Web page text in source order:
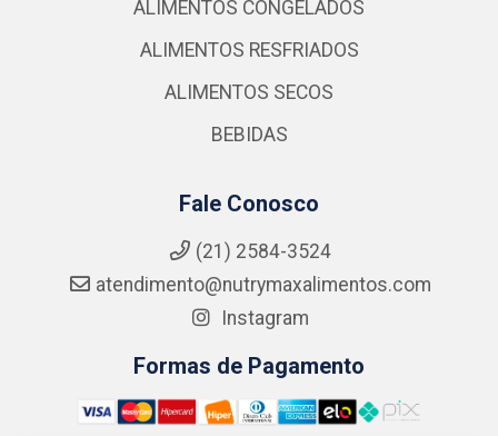
ALIMENTOS CONGELADOS
ALIMENTOS RESFRIADOS
ALIMENTOS SECOS
BEBIDAS
Fale Conosco
(21) 2584-3524
atendimento@nutrymaxalimentos.com
Instagram
Formas de Pagamento